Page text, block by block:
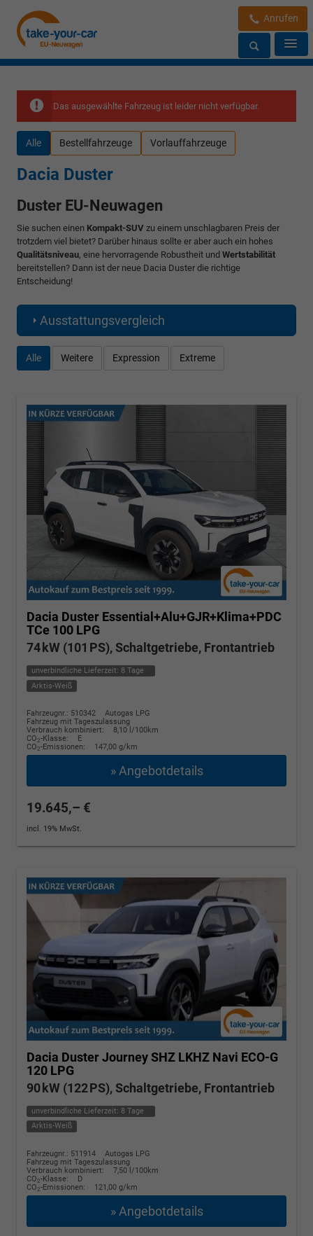
Anrufen
Das ausgewählte Fahrzeug ist leider nicht verfügbar.
Alle Bestellfahrzeuge Vorlauffahrzeuge
Dacia Duster
Duster EU-Neuwagen
Sie suchen einen Kompakt-SUV zu einem unschlagbaren Preis der
trotzdem viel bietet? Darüber hinaus sollte er aber auch ein hohes
Qualitätsniveau, eine hervorragende Robustheit und Wertstabilität
bereitstellen? Dann ist der neue Dacia Duster die richtige
Entscheidung!
Ausstattungsvergleich
Alle Weitere Expression Extreme
Dacia Duster Essential+Alu+GJR+Klima+PDC
TCe 100 LPG
74 kW (101 PS), Schaltgetriebe, Frontantrieb
unverbindliche Lieferzeit: 8 Tage
Arktis-Weiß
Fahrzeugnr.: 510342
Autogas LPG
Fahrzeug mit Tageszulassung
Verbrauch kombiniert:
8,10 l/100km
CO2-Klasse:
E
CO2-Emissionen: 147,00 g/km
» Angebotdetails
19.645,– €
incl. 19% MwSt.
Dacia DusterJourney SHZ LKHZ Navi ECO-G
120 LPG
90 kW (122 PS), Schaltgetriebe, Frontantrieb
unverbindliche Lieferzeit: 8 Tage
Arktis-Weiß
Fahrzeugnr.: 511914
Autogas LPG
Fahrzeug mit Tageszulassung
Verbrauch kombiniert:
7,50 l/100km
CO2-Klasse:
D
CO2-Emissionen: 121,00 g/km
» Angebotdetails